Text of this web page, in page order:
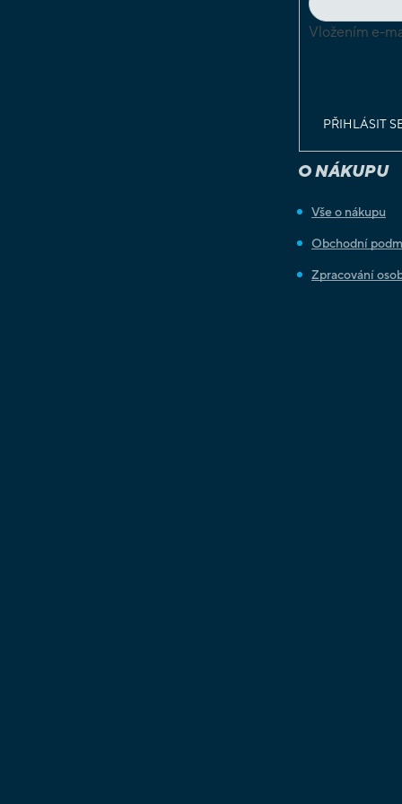
Vložením e-
PŘIHLÁSIT
O NÁKUPU
Vše o nákupu
Obchodní
Zpracování